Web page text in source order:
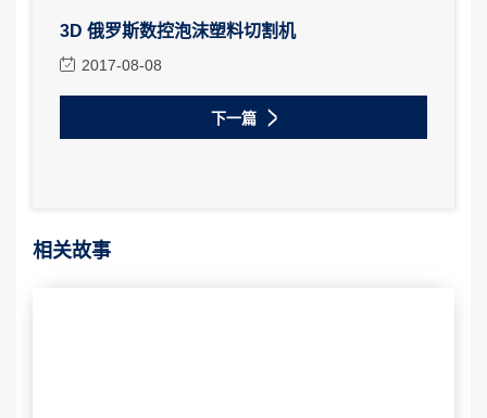
3D 俄罗斯数控泡沫塑料切割机
2017-08-08
下一篇
相关故事